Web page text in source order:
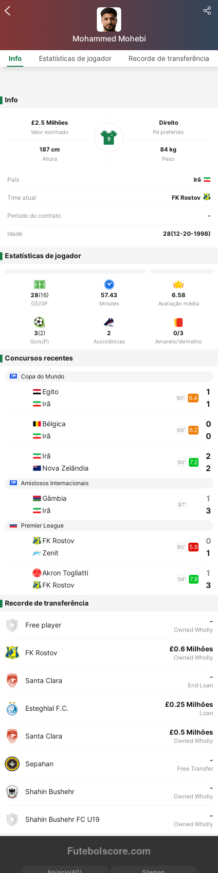
Mohammed Mohebi
Info Estatísticas de jogador Recorde de transferência
Info
£2.5 Milhões
Valor estimado
Direito
Pé preferido
187 cm
Altura
84 kg
Peso
9
País Irã
Time atual FK Rostov
Período do contrato -
Idade 28(12-20-1998)
Estatísticas de jogador
28(16)
GS/GP
57.43
Minutes
6.58
Avaliação média
3(2)
Gols(P)
2
Assistências
0/3
Amarelo/Vermelho
Concursos recentes
Copa do Mundo
Egito
Irã
90' 6.4
1
1
Bélgica
Irã
66' 6.2
0
0
Irã
Nova Zelândia
90' 7.2
2
2
Amistosos Internacionais
Gâmbia
Irã
87'
1
3
Premier League
FK Rostov
Zenit
90' 5.9
0
1
Akron Togliatti
FK Rostov
56' 7.9
1
3
Recorde de transferência
Free player -
Owned Wholly
FK Rostov £0.6 Milhões
Owned Wholly
Santa Clara -
End Loan
Esteghlal F.C. £0.25 Milhões
Loan
Santa Clara £0.5 Milhões
Owned Wholly
Sepahan -
Free Transfer
Shahin Bushehr -
Owned Wholly
Shahin Bushehr FC U19 -
Owned Wholly
Futebolscore.com